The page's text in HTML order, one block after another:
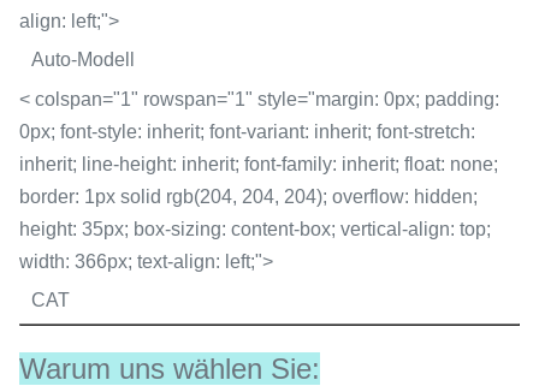
align: left;">
Auto-Modell
< colspan="1" rowspan="1" style="margin: 0px; padding:
0px; font-style: inherit; font-variant: inherit; font-stretch:
inherit; line-height: inherit; font-family: inherit; float: none;
border: 1px solid rgb(204, 204, 204); overflow: hidden;
height: 35px; box-sizing: content-box; vertical-align: top;
width: 366px; text-align: left;">
CAT
Warum uns wählen Sie: